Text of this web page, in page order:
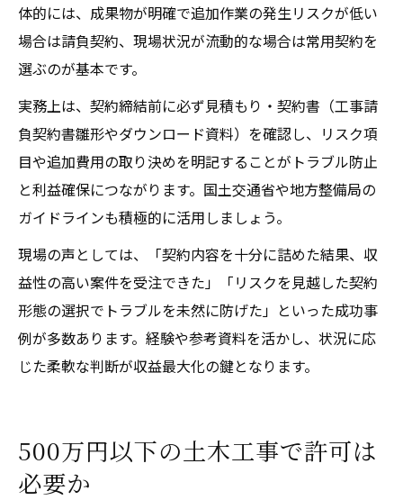
体的には、成果物が明確で追加作業の発生リスクが低い
場合は請負契約、現場状況が流動的な場合は常用契約を
選ぶのが基本です。
実務上は、契約締結前に必ず見積もり・契約書（工事請
負契約書雛形やダウンロード資料）を確認し、リスク項
目や追加費用の取り決めを明記することがトラブル防止
と利益確保につながります。国土交通省や地方整備局の
ガイドラインも積極的に活用しましょう。
現場の声としては、「契約内容を十分に詰めた結果、収
益性の高い案件を受注できた」「リスクを見越した契約
形態の選択でトラブルを未然に防げた」といった成功事
例が多数あります。経験や参考資料を活かし、状況に応
じた柔軟な判断が収益最大化の鍵となります。
500万円以下の土木工事で許可は
必要か